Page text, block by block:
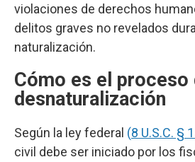
violaciones de derechos
delitos graves no revelados
naturalización.
Cómo es el proceso
desnaturalización
Según la ley federal (8 U.S.C. §
civil debe ser iniciado por los